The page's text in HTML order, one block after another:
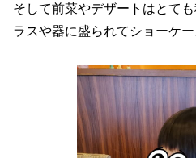
そして前菜やデザートはとて
ラスや器に盛られてショーケ